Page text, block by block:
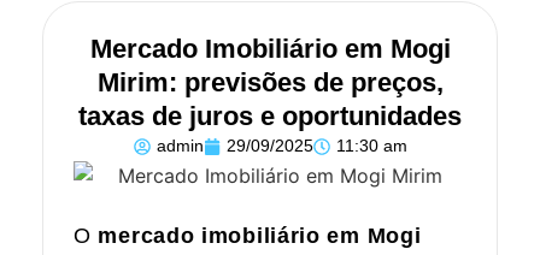
Mercado Imobiliário em Mogi
Mirim: previsões de preços,
taxas de juros e oportunidades
admin 29/09/2025 11:30 am
O mercado imobiliário em Mogi